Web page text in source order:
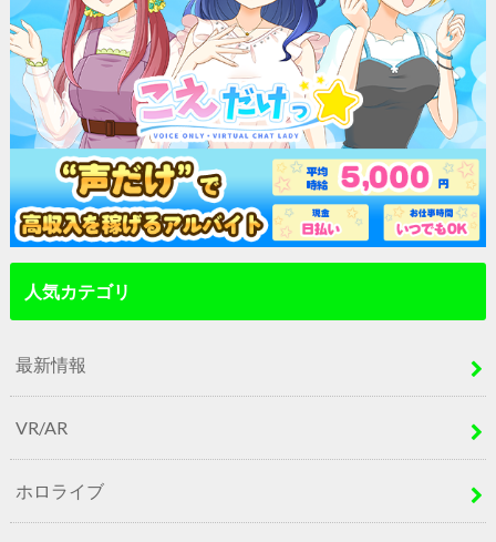
人気カテゴリ
最新情報
VR/AR
ホロライブ